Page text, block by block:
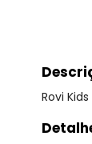
Rovi